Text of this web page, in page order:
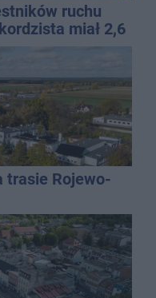
ruchu
miał 2,6
trasie Rojewo-